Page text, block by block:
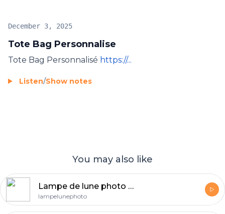
Tote Bag Personnalise
December 3, 2025
Tote Bag Personnalisé https://...
Listen/Show notes
You may also like
Lampe de lune photo personnalisée
lampelunephoto